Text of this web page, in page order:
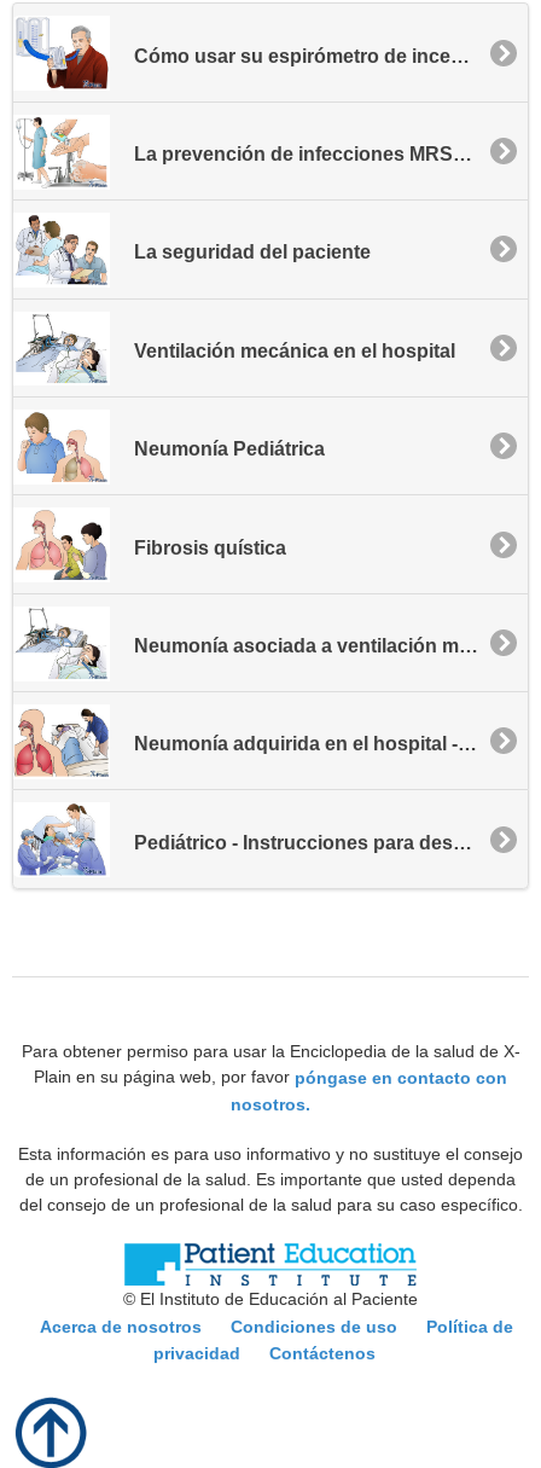
Cómo usar su espirómetro de incentivo - ERAS
La prevención de infecciones MRSA - Comunidad
La seguridad del paciente
Ventilación mecánica en el hospital
Neumonía Pediátrica
Fibrosis quística
Neumonía asociada a ventilación mecánica - VAP, en inglés
Neumonía adquirida en el hospital - NAH
Pediátrico - Instrucciones para después de una cirugía
Para obtener permiso para usar la Enciclopedia de la salud de X-
Plain en su página web, por favor póngase en contacto con
nosotros.
Esta información es para uso informativo y no sustituye el consejo
de un profesional de la salud. Es importante que usted dependa
del consejo de un profesional de la salud para su caso específico.
© El Instituto de Educación al Paciente
Acerca de nosotros
Condiciones de uso
Política de
privacidad
Contáctenos